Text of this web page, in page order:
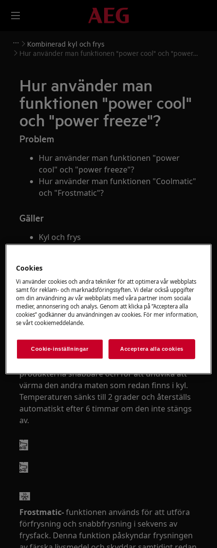
Kombinerad kyl och frys
Hur använder man funktionen "power cool" och "power
Hur använder man
funktionen "power cool"
och "power freeze"?
Problem
Hur använder man funktionen "power
cool" och "power freeze"?
Hur använder man funktionen "Coolmatic"
och "Frostmatic"?
Gäller
Kyl och frys
Kylskåp
Lösning
Om du behöver sätta in en stor mängd varm
mat i kylfacket, till exempel efter att ha gjort
matinköpen, föreslår vi att du aktiverar
Powercool/Coolmatic-funktionen för att kyla
produkterna snabbare och för att undvika att
värma den andra maten som redan finns i kyl.
Temperaturen sänks till 2 grader och återställs
automatiskt efter 6 timmar om den inte stängs
av.
Frostmatic-funktionen används för att utföra
förfrysning och snabbfrysning i sekvens av
frysfack. Denna funktion påskyndar frysningen
Cookies
Vi använder cookies och andra tekniker för att optimera vår webbplats
samt för reklam- och marknadsföringssyften. Vi delar också uppgifter
om din användning av vår webbplats med våra partner inom sociala
medier, annonsering och analys. Genom att klicka på ”Acceptera alla
cookies” godkänner du användningen av cookies. För mer information,
se vårt cookiemeddelande.
Cookie-inställningar Acceptera alla cookies